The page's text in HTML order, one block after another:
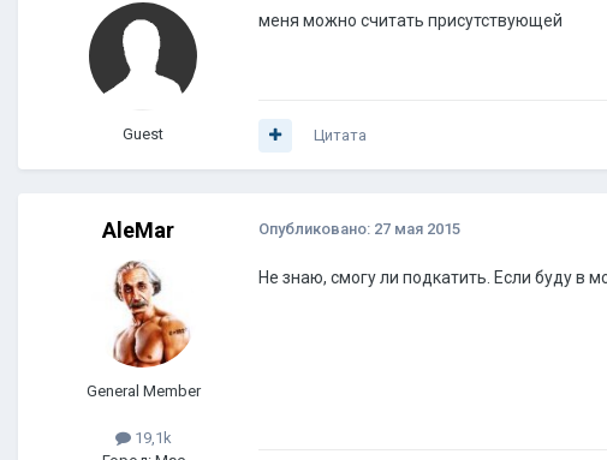
Guest
меня можно считать присутствующей
Цитата
AleMar
General Member
19,1k
Опубликовано: 27 мая 2015
Не знаю, смогу ли подкатить. Если буду в